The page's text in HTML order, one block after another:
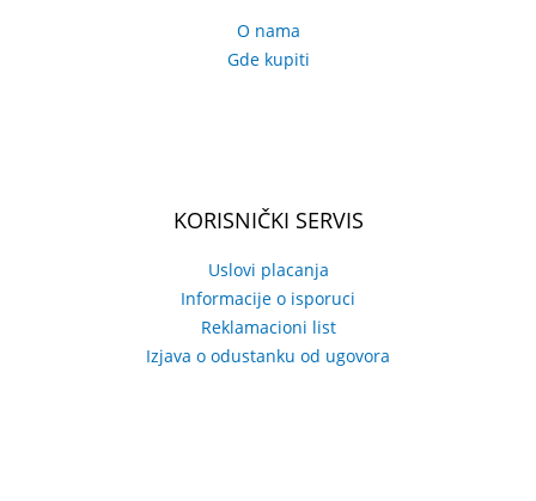
O nama
Gde kupiti
KORISNIČKI SERVIS
Uslovi placanja
Informacije o isporuci
Reklamacioni list
Izjava o odustanku od ugovora